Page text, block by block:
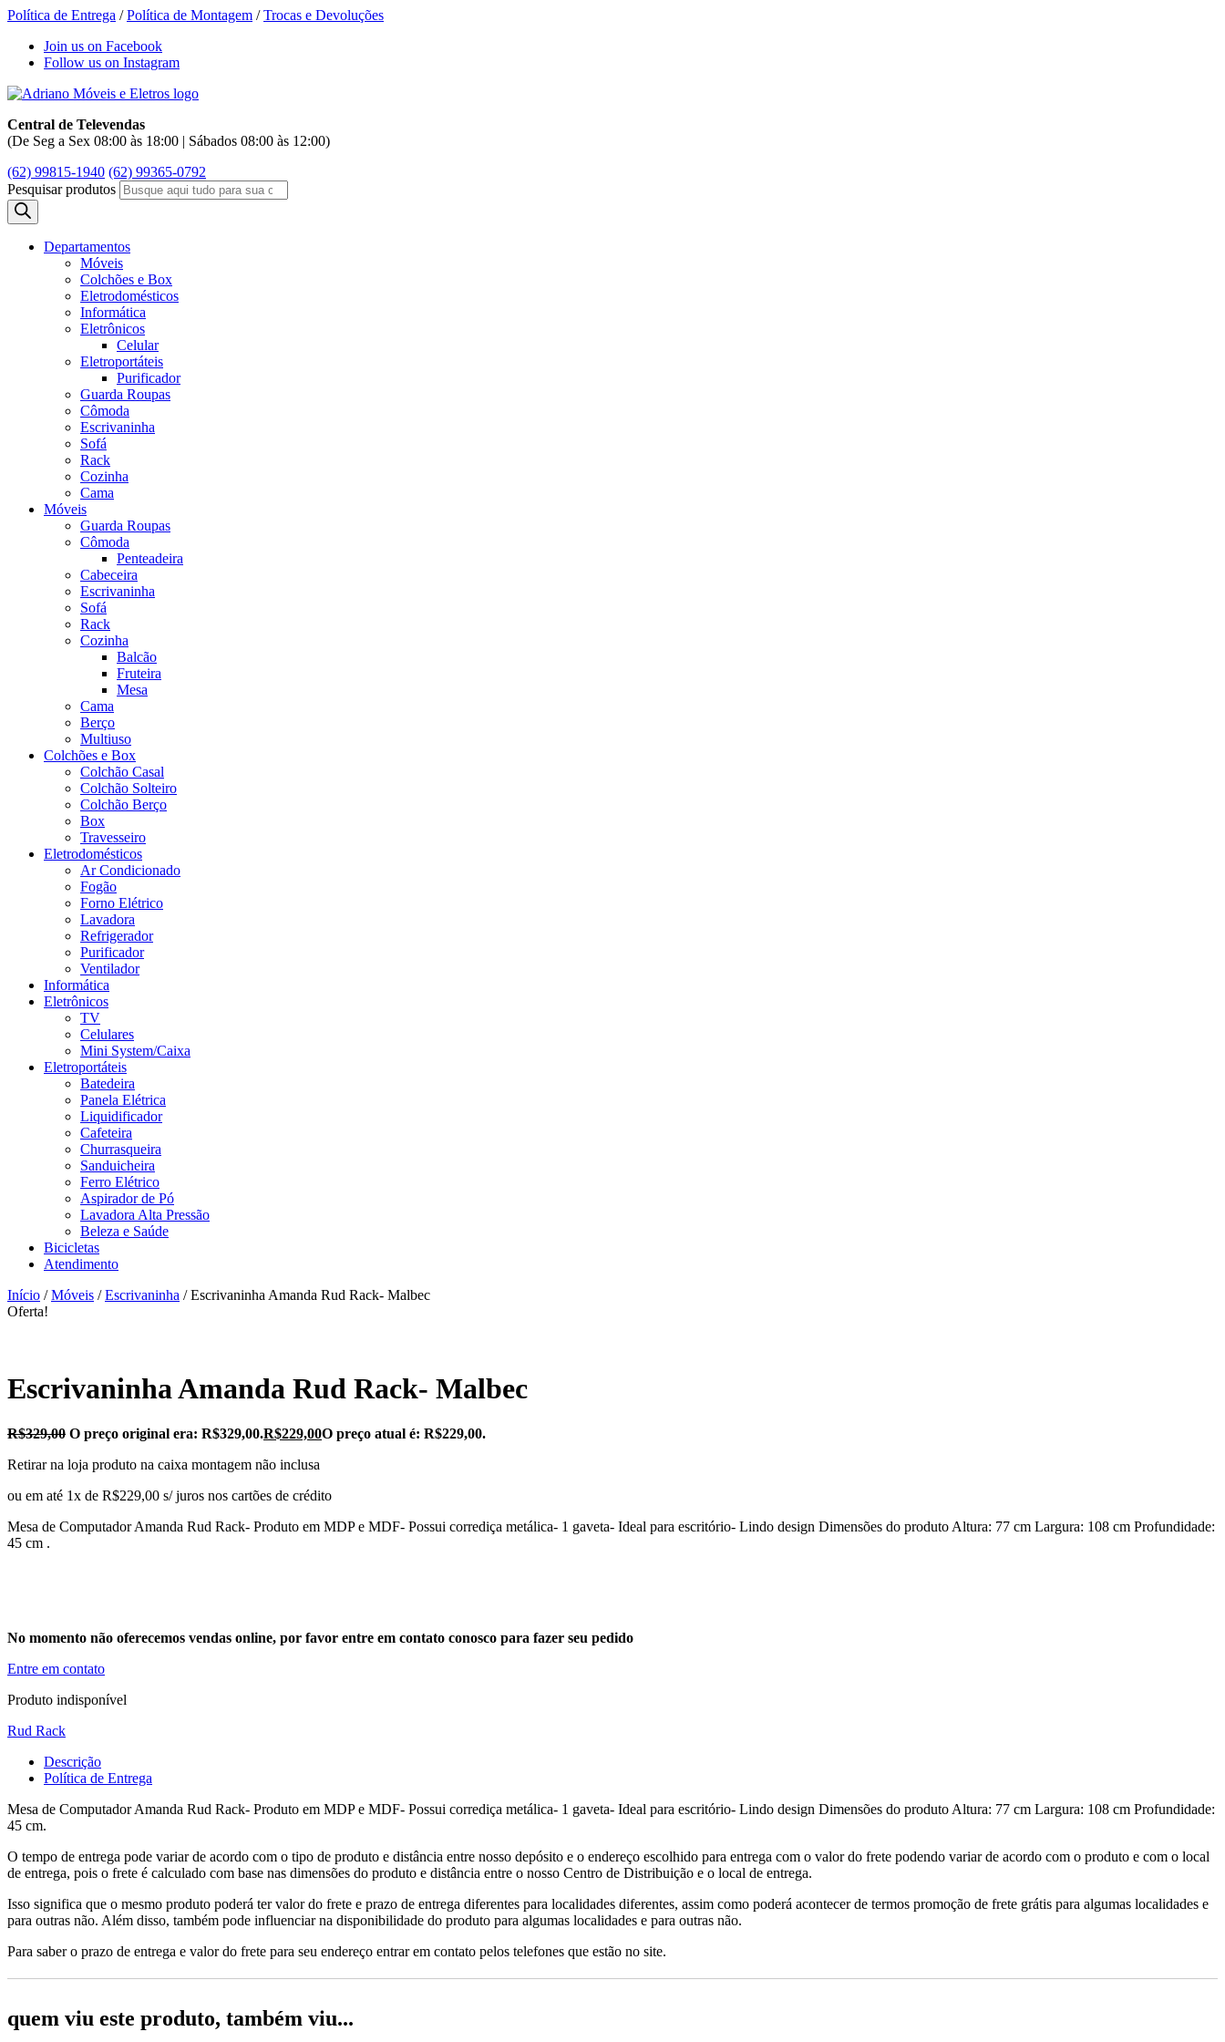
Política de Entrega /Política de Montagem /Trocas e Devoluções
Join us on Facebook
Follow us on Instagram
Central de Televendas
(De Seg a Sex 08:00 às 18:00 | Sábados 08:00 às 12:00)
(62) 99815-1940 (62) 99365-0792
Pesquisar produtos
Departamentos
Móveis
Colchões e Box
Eletrodomésticos
Informática
Eletrônicos
Celular
Eletroportáteis
Purificador
Guarda Roupas
Cômoda
Escrivaninha
Sofá
Rack
Cozinha
Cama
Móveis
Guarda Roupas
Cômoda
Penteadeira
Cabeceira
Escrivaninha
Sofá
Rack
Cozinha
Balcão
Fruteira
Mesa
Cama
Berço
Multiuso
Colchões e Box
Colchão Casal
Colchão Solteiro
Colchão Berço
Box
Travesseiro
Eletrodomésticos
Ar Condicionado
Fogão
Forno Elétrico
Lavadora
Refrigerador
Purificador
Ventilador
Informática
Eletrônicos
TV
Celulares
Mini System/Caixa
Eletroportáteis
Batedeira
Panela Elétrica
Liquidificador
Cafeteira
Churrasqueira
Sanduicheira
Ferro Elétrico
Aspirador de Pó
Lavadora Alta Pressão
Beleza e Saúde
Bicicletas
Atendimento
Início /Móveis /Escrivaninha / Escrivaninha Amanda Rud Rack- Malbec
Oferta!
Escrivaninha Amanda Rud Rack- Malbec
R$329,00 O preço original era: R$329,00.R$229,00O preço atual é: R$229,00.
Retirar na loja produto na caixa montagem não inclusa
ou em até 1x de R$229,00 s/ juros nos cartões de crédito
Mesa de Computador Amanda Rud Rack- Produto em MDP e MDF- Possui corrediça metálica- 1 gaveta- Ideal para escritório- Lindo design Dimensões do produto Altura: 77 cm Largura: 108 cm Profundidade:
45 cm .
No momento não oferecemos vendas online, por favor entre em contato conosco para fazer seu pedido
Entre em contato
Produto indisponível
Rud Rack
Descrição
Política de Entrega
Mesa de Computador Amanda Rud Rack- Produto em MDP e MDF- Possui corrediça metálica- 1 gaveta- Ideal para escritório- Lindo design Dimensões do produto Altura: 77 cm Largura: 108 cm Profundidade:
45 cm.
O tempo de entrega pode variar de acordo com o tipo de produto e distância entre nosso depósito e o endereço escolhido para entrega com o valor do frete podendo variar de acordo com o produto e com o local
de entrega, pois o frete é calculado com base nas dimensões do produto e distância entre o nosso Centro de Distribuição e o local de entrega.
Isso significa que o mesmo produto poderá ter valor do frete e prazo de entrega diferentes para localidades diferentes, assim como poderá acontecer de termos promoção de frete grátis para algumas localidades e
para outras não. Além disso, também pode influenciar na disponibilidade do produto para algumas localidades e para outras não.
Para saber o prazo de entrega e valor do frete para seu endereço entrar em contato pelos telefones que estão no site.
quem viu este produto, também viu...